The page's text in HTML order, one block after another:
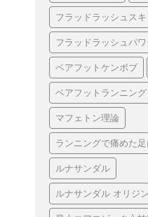
フラッドラッシュス
フラッドラッシュパ
ベアフットケンボブ
ベアフットランニン
マフェトン理論
ランニングで痛めた
ルナサンダル
ルナサンダル オリジ